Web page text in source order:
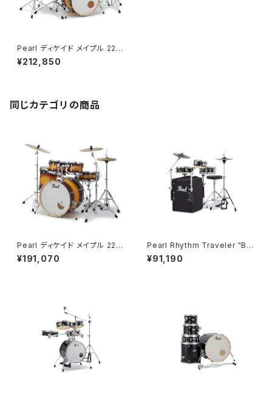
Pearl ディケイド メイプル 22B
D 10TT 12TT 16FT 14SD 2
クラッシュ仕様フルセット シンバ
¥212,850
同じカテゴリの商品
Pearl ディケイド メイプル 22B
D 10TT 12TT 16FT 14SD フ
ルセット シンバル・ハードウェア
¥191,070
Pearl Rhythm Traveler "Bla
ck Box" (リズムトラベラー ブラ
ックボックス) Version.2 ハード
¥91,190